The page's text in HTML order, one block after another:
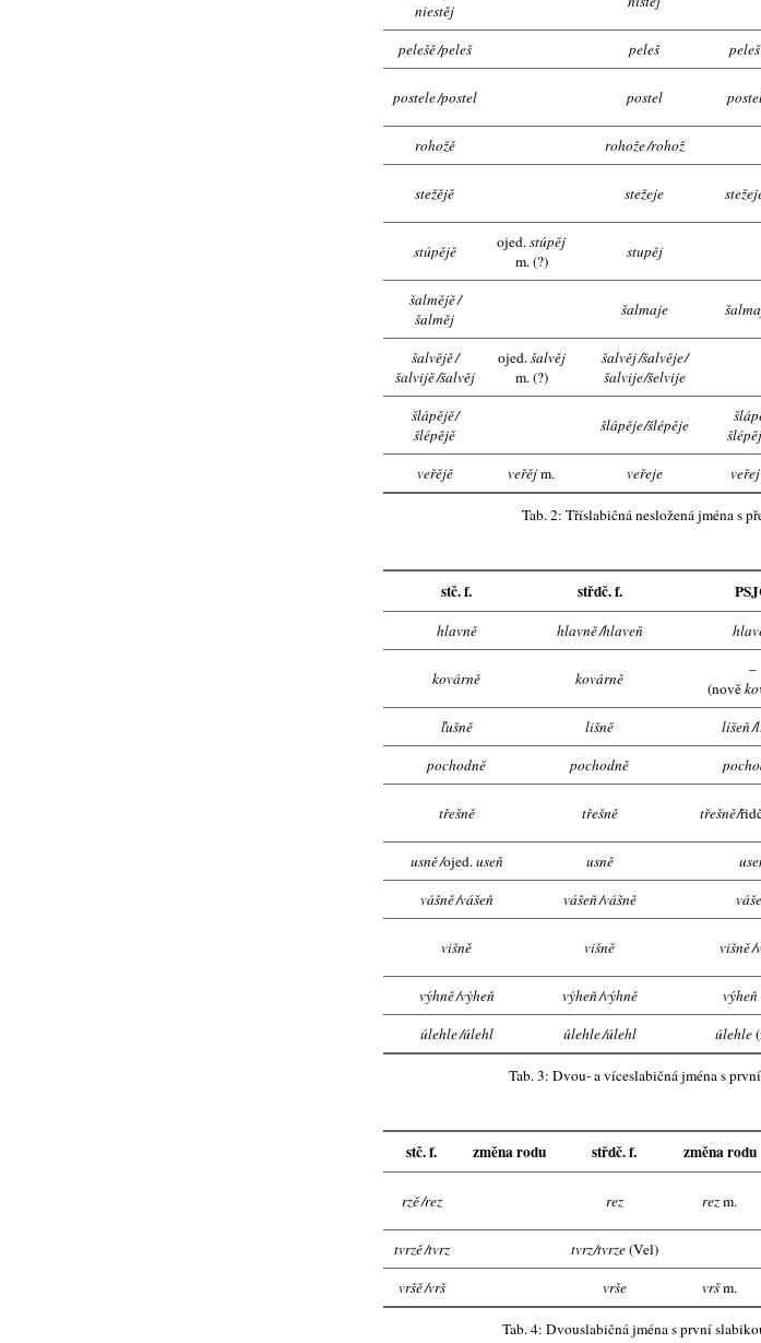
niestěj
pelešě/peleš peleš peleš
postele/postel postel
rohožě rohože/rohož
stežějě stežeje
stúpějě ojed.stúpěj
m. (?)
stupěj
šalmějě/
šalměj
šalmaje
šalvějě/
šalvijě/šalvěj
ojed.šalvěj
m. (?)
šalvěj/šalvěje/
šalvije/šelvije
šlápějě/
šlépějě
šlápěje/šlépěje
šlépěj
veřějě veřějm. veřeje veřej
Tab. 2: Třísla­bič­ná ne­slo­že­ná jmé­na s
stč. f. střdč. f.
hlavně hlavně/hlaveň
kovárně kovárně
–
(nově
ľušně lišně líšeň/
pochodně
pochodně
třešně třešně třešně/
usně/ojed.useň usně
vášně/vášeň vášeň/vášně
višně višně višně/
výhně/výheň výheň/výhně výheň
úlehle/úlehl úlehle/úlehl úlehle
Tab. 3: Dvou- a ví­ce­sla­bič­ná jmé­na s
stč. f. změna rodu střdč. f. změna rodu
rzě/rez rez rezm.
tvrzě/tvrz tvrz/tvrze(Vel)
vršě/vrš vrše vršm.
Tab. 4: Dvou­sla­bič­ná jmé­na s prv­ní